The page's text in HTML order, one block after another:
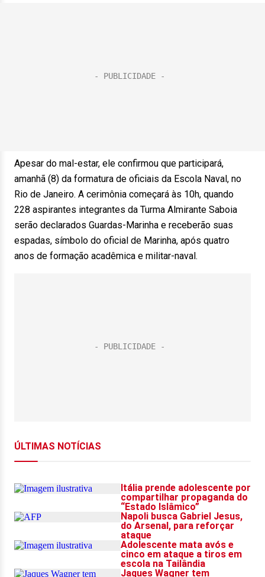
Apesar do mal-estar, ele confirmou que participará,
amanhã (8) da formatura de oficiais da Escola Naval, no
Rio de Janeiro. A cerimônia começará às 10h, quando
228 aspirantes integrantes da Turma Almirante Saboia
serão declarados Guardas-Marinha e receberão suas
espadas, símbolo do oficial de Marinha, após quatro
anos de formação acadêmica e militar-naval.